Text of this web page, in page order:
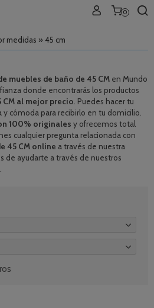
0
medidas » 45 cm
muebles de baño de 45 CM en Mundo
donde encontrarás los productos
CM al mejor precio . Puedes hacer tu
cómoda para recibirlo en tu domicilio.
100% originales y ofrecemos total
cualquier pregunta relacionada con
45 CM online a través de nuestra
de ayudarte a través de nuestros